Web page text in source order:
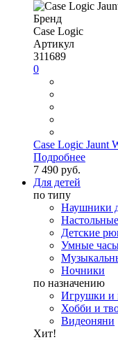
Бренд
Case Logic
Артикул
311689
0
Case Logic Jaunt
Подробнее
7 490 руб.
Для детей
по типу
Наушники
Детские
Умные
Ночники
по назначению
Игрушки и
Хобби и
Видеоняни
Хит!